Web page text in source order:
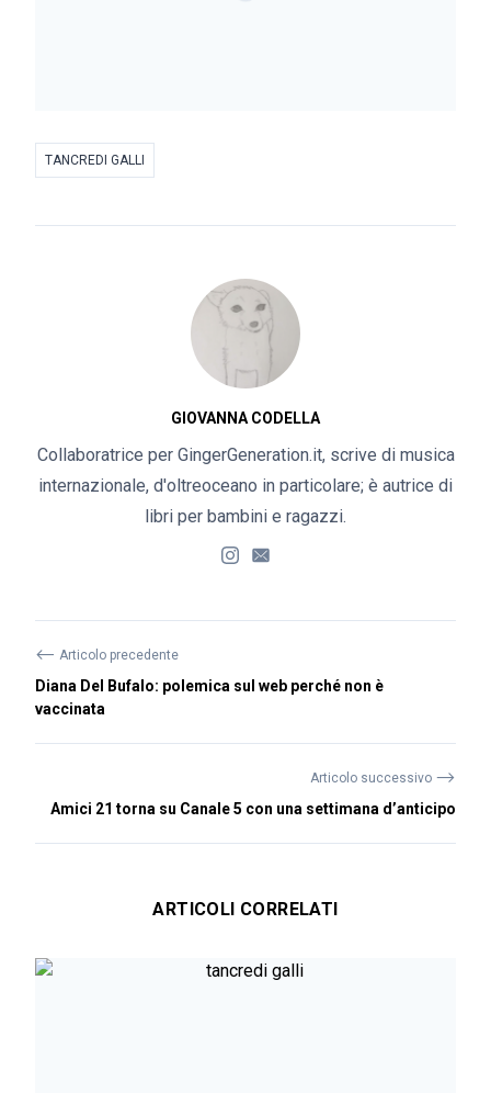
TANCREDI GALLI
GIOVANNA CODELLA
Collaboratrice per GingerGeneration.it, scrive di musica
internazionale, d'oltreoceano in particolare; è autrice di
libri per bambini e ragazzi.
⟵ Articolo precedente
Diana Del Bufalo: polemica sul web perché non è
vaccinata
Articolo successivo ⟶
Amici 21 torna su Canale 5 con una settimana d’anticipo
ARTICOLI CORRELATI